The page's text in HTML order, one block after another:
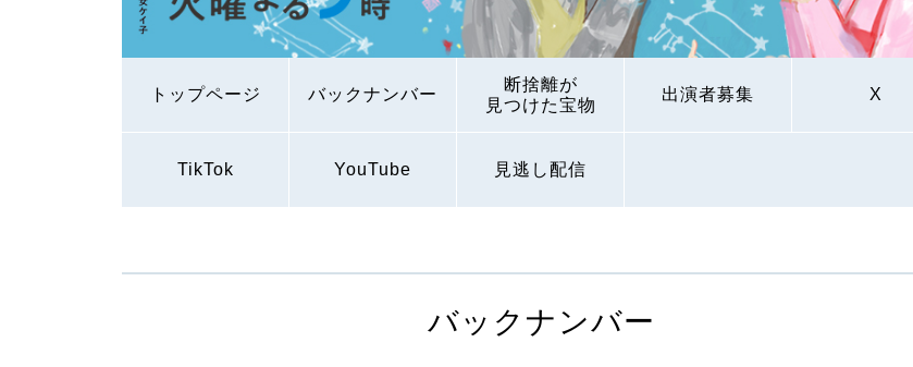
トップページ バックナンバー
断捨離が
見つけた宝物
出演者募集 X
TikTok YouTube 見逃し配信
バックナンバー